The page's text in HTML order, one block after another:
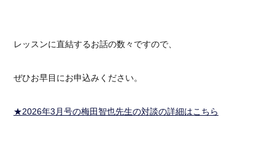
レッスンに直結するお話の数々ですので、
ぜひお早目にお申込みください。
★2026年3月号の梅田智也先生の対談の詳細はこちら